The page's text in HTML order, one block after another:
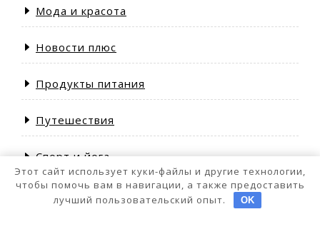
Мода и красота
Новости плюс
Продукты питания
Путешествия
Спорт и йога
Этот сайт использует куки-файлы и другие технологии,
чтобы помочь вам в навигации, а также предоставить
лучший пользовательский опыт.
OK